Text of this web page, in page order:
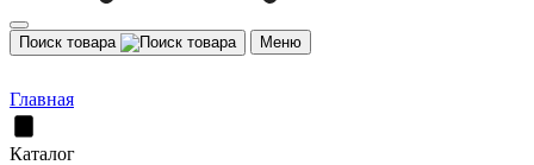
Поиск товара Меню
Главная
Каталог